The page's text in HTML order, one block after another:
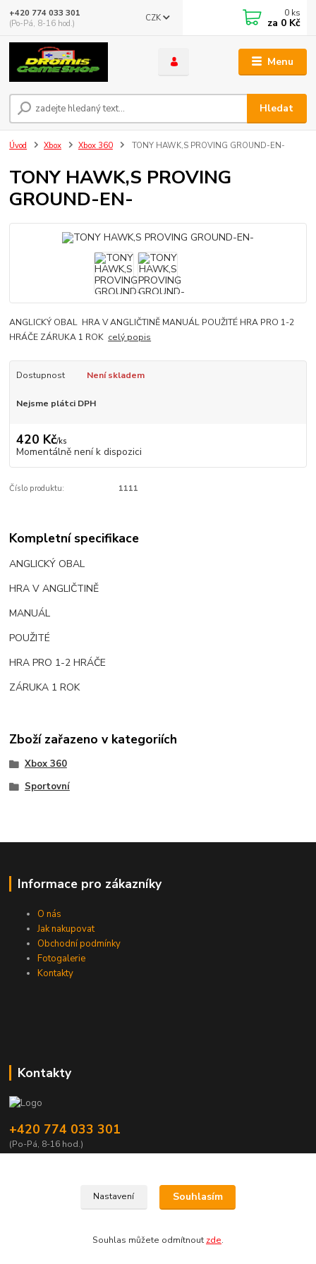
Menu
CZK
Hledat
+420 774 033 301
(Po-Pá, 8-16 hod.)
0 ks
za 0 Kč
Úvod Xbox Xbox 360 TONY HAWK,S PROVING GROUND-EN-
TONY HAWK,S PROVING
GROUND-EN-
ANGLICKÝ OBAL HRA V ANGLIČTINĚ MANUÁL POUŽITÉ HRA PRO 1-2
HRÁČE ZÁRUKA 1 ROK celý popis
Dostupnost Není skladem
Nejsme plátci DPH
420 Kč/ks
Momentálně není k dispozici
Číslo produktu: 1111
Kompletní specifikace
ANGLICKÝ OBAL
HRA V ANGLIČTINĚ
MANUÁL
POUŽITÉ
HRA PRO 1-2 HRÁČE
ZÁRUKA 1 ROK
Zboží zařazeno v kategoriích
Xbox 360
Sportovní
Informace pro zákazníky
O nás
Jak nakupovat
Obchodní podmínky
Fotogalerie
Kontakty
Kontakty
+420 774 033 301
(Po-Pá, 8-16 hod.)
Nastavení Souhlasím
Souhlas můžete odmítnout zde.